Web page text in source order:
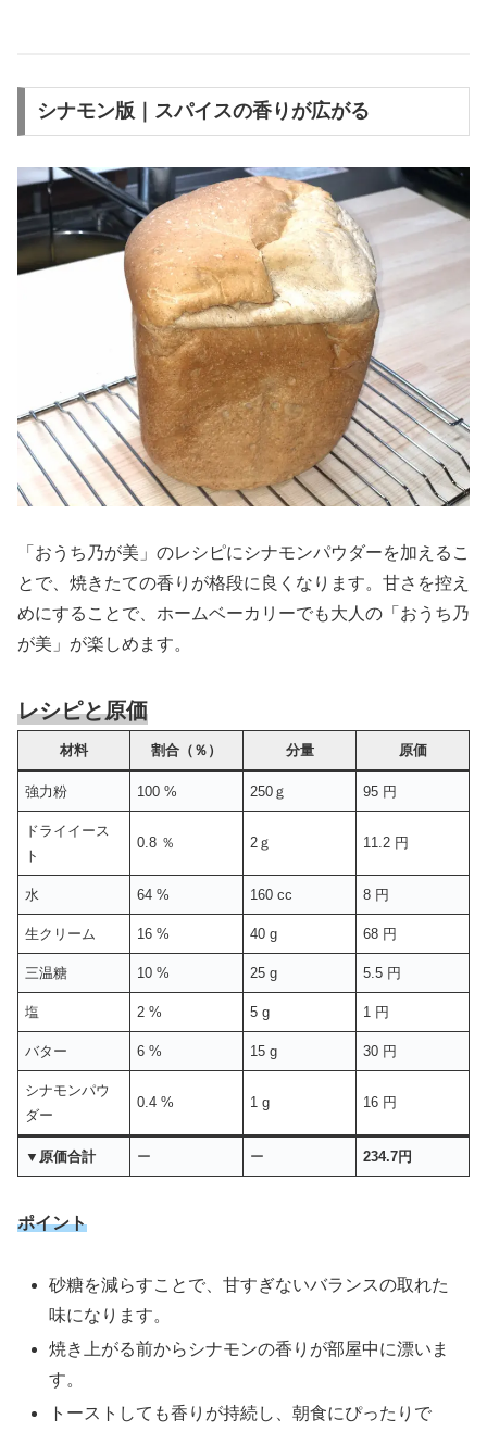
シナモン版｜スパイスの香りが広がる
「おうち乃が美」のレシピにシナモンパウダーを加えるこ
とで、焼きたての香りが格段に良くなります。甘さを控え
めにすることで、ホームベーカリーでも大人の「おうち乃
が美」が楽しめます。
レシピと原価
材料 割合（％） 分量 原価
強力粉 100 % 250ｇ 95 円
ドライイース
ト
0.8 ％ 2ｇ 11.2 円
水 64 % 160 cc 8 円
生クリーム 16 % 40 g 68 円
三温糖 10 % 25 g 5.5 円
塩 2 % 5 g 1 円
バター 6 % 15 g 30 円
シナモンパウ
ダー
0.4 % 1 g 16 円
▼原価合計 ー ー 234.7円
ポイント
砂糖を減らすことで、甘すぎないバランスの取れた
味になります。
焼き上がる前からシナモンの香りが部屋中に漂いま
す。
トーストしても香りが持続し、朝食にぴったりで